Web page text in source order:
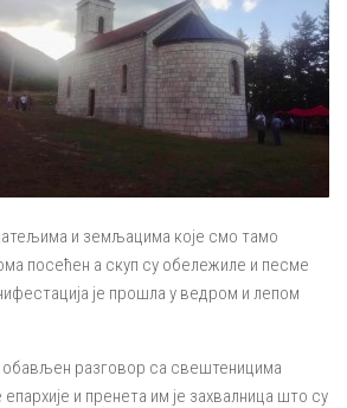
и земљацима које смо тамо
посећен а скуп су обележиле и песме
је прошла у ведром и лепом
обављен разговор са свештеницима
и пренета им је захвалница што су